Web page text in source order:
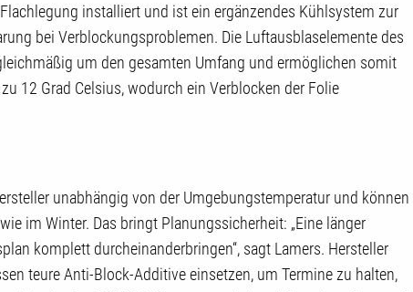
installiert und ist ein ergänzendes Kühlsystem zur
bei Verblockungsproblemen. Die Luftausblaselemente des
um den gesamten Umfang und ermöglichen somit
12 Grad Celsius, wodurch ein Verblocken der Folie
unabhängig von der Umgebungstemperatur und können
im Winter. Das bringt Planungssicherheit: „Eine länger
komplett durcheinanderbringen“, sagt Lamers. Hersteller
teure Anti-Block-Additive einsetzen, um Termine zu halten,